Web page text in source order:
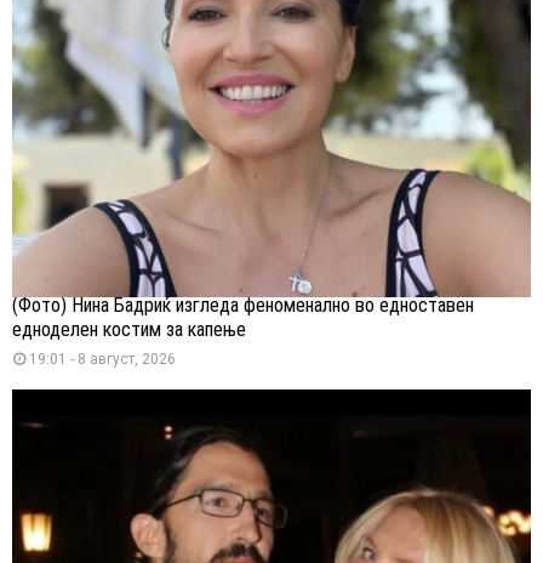
(Фото) Нина Бадриќ изгледа феноменално во едноставен
едноделен костим за капење
19:01 - 8 август, 2026